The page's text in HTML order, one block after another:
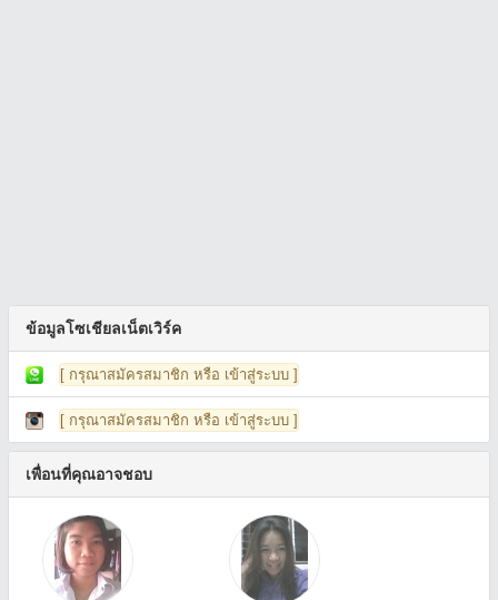
ข้อมูลโซเชียลเน็ตเวิร์ค
[ กรุณาสมัครสมาชิก หรือ เข้าสู่ระบบ ]
[ กรุณาสมัครสมาชิก หรือ เข้าสู่ระบบ ]
เพื่อนที่คุณอาจชอบ